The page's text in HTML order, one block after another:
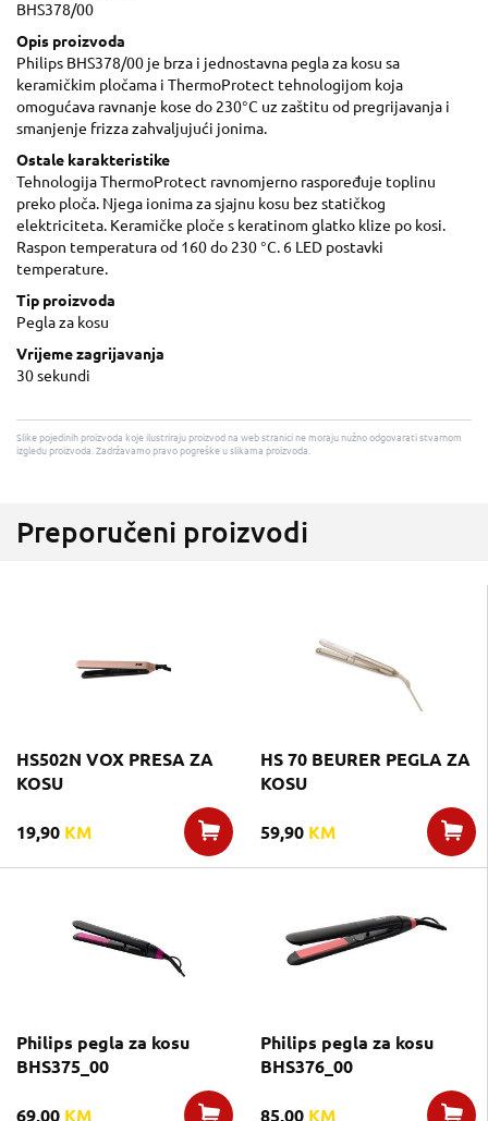
BHS378/00
Opis proizvoda
Philips BHS378/00 je brza i jednostavna pegla za kosu sa
keramičkim pločama i ThermoProtect tehnologijom koja
omogućava ravnanje kose do 230°C uz zaštitu od pregrijavanja i
smanjenje frizza zahvaljujući jonima.
Ostale karakteristike
Tehnologija ThermoProtect ravnomjerno raspoređuje toplinu
preko ploča. Njega ionima za sjajnu kosu bez statičkog
elektriciteta. Keramičke ploče s keratinom glatko klize po kosi.
Raspon temperatura od 160 do 230 °C. 6 LED postavki
temperature.
Tip proizvoda
Pegla za kosu
Vrijeme zagrijavanja
30 sekundi
Slike pojedinih proizvoda koje ilustriraju proizvod na web stranici ne moraju nužno odgovarati stvarnom
izgledu proizvoda. Zadržavamo pravo pogreške u slikama proizvoda.
Preporučeni proizvodi
HS502N VOX PRESA ZA
KOSU
19,90 KM
HS 70 BEURER PEGLA ZA
KOSU
59,90 KM
Philips pegla za kosu
BHS375_00
69,00 KM
Philips pegla za kosu
BHS376_00
85,00 KM